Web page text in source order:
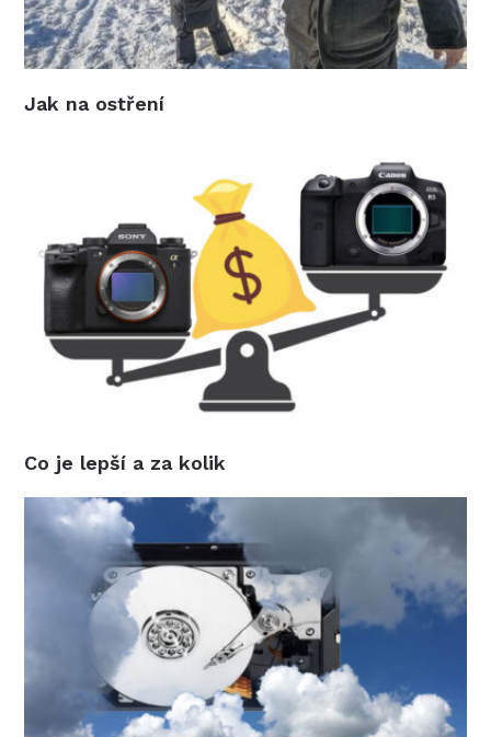
Jak na ostření
Co je lepší a za kolik